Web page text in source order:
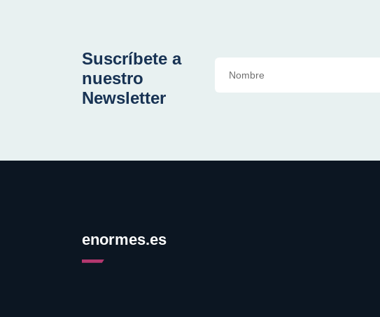
Suscríbete a
nuestro
Newsletter
enormes.es